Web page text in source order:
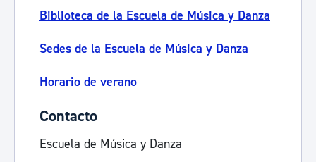
Biblioteca de la Escuela de Música y Danza
Sedes de la Escuela de Música y Danza
Horario de verano
Contacto
Escuela de Música y Danza